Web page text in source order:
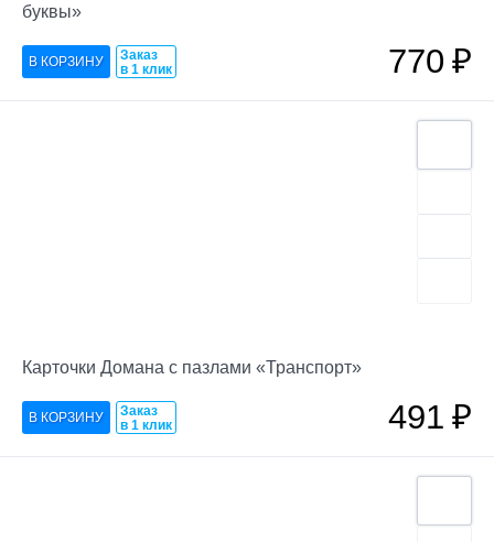
буквы»
Заказ
в 1 клик
770₽
Карточки Домана с пазлами «Транспорт»
Заказ
в 1 клик
491₽